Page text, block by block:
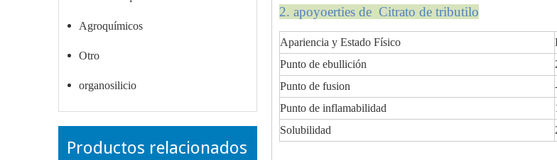
Agroquímicos
Otro
organosilicio
Productos relacionados
2. apoyoerties de Citrato de tributilo
Apariencia y Estado Físico
Punto de ebullición
Punto de fusion
Punto de inflamabilidad
Solubilidad